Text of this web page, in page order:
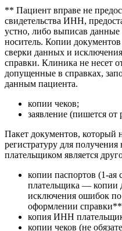
** Пациент вправе не
свидетельства ИНН,
устно, либо выписав
носитель. Копии
сверки данных и
справки. Клиника не несет
допущенные в справках,
данным пациента.
копии чеков;
заявление (пишется от
Пакет документов, который
регистратуру для получения
плательщиком является
копии паспортов (1-ая
плательщика — копии
исключения ошибок
оформлении
копия ИНН
копии чеков (не